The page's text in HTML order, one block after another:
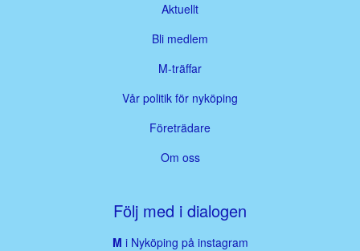
Aktuellt
Bli medlem
M-träffar
Vår politik för nyköping
Företrädare
Om oss
Följ med i dialogen
M i Nyköping på instagram